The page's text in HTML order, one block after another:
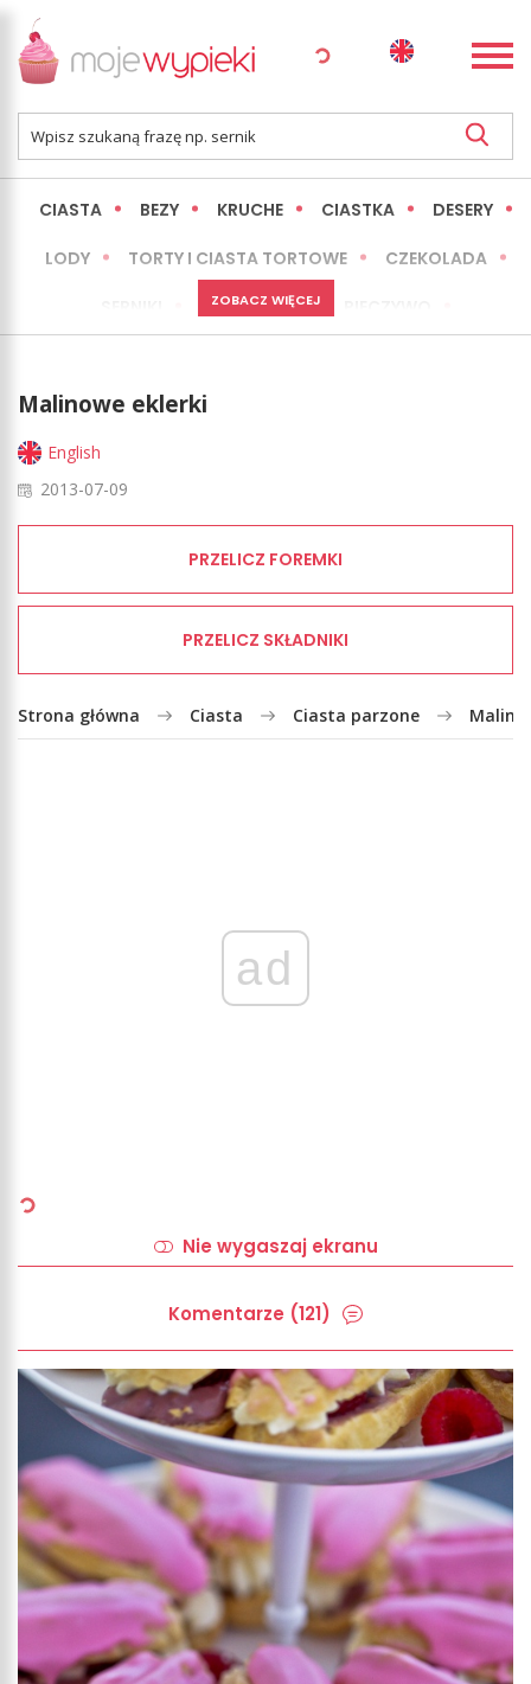
CIASTA BEZY KRUCHE CIASTKA DESERY
LODY TORTY I CIASTA TORTOWE CZEKOLADA
MINI WYPIEKI
LŻEJSZE / ZDROWSZE
ZOBACZ WIĘCEJ
Malinowe eklerki
English
2013-07-09
PRZELICZ FOREMKI
PRZELICZ SKŁADNIKI
Strona główna Ciasta Ciasta parzone
ad
Nie wygaszaj ekranu
Komentarze (121)